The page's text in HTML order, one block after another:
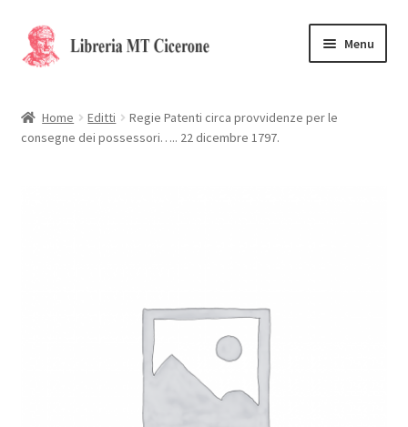
Vai
alla
Vai
al
Menu
Libri rari
Home Editti
Regie Patenti circa provvidenze per le
consegne dei possessori….. 22 dicembre 1797.